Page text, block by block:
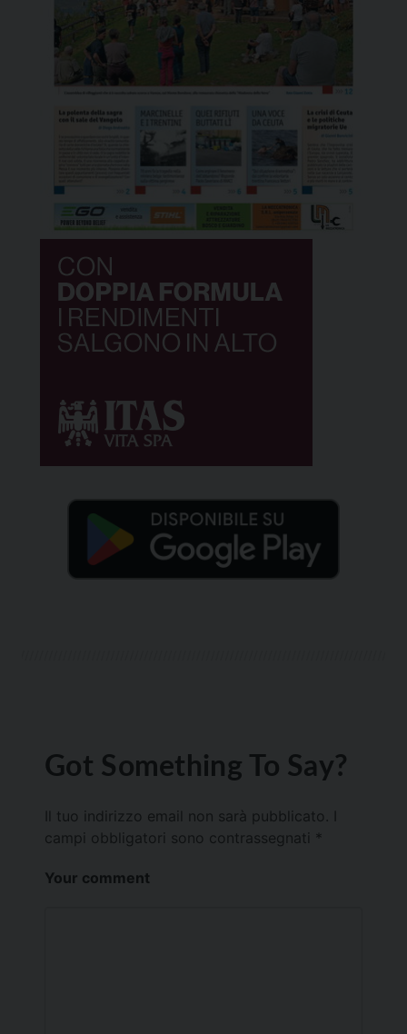
Got Something To Say?
Il tuo indirizzo email non sarà pubblicato.
campi obbligatori sono contrassegnati *
Your comment